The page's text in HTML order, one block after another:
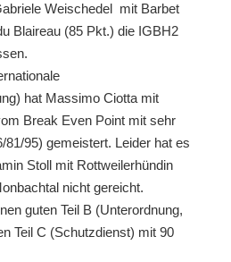
Weischedel mit Barbet
Blaireau (85 Pkt.) die IGBH2
hat Massimo Ciotta mit
Break Even Point mit sehr
81/95) gemeistert. Leider hat es
Stoll mit Rottweilerhündin
nicht gereicht.
guten Teil B (Unterordnung,
Teil C (Schutzdienst) mit 90